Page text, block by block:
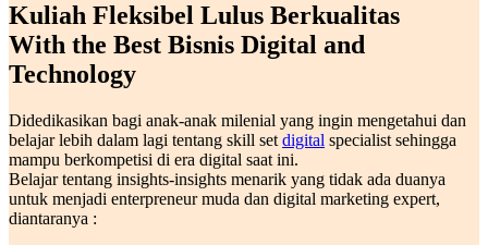
Kuliah Fleksibel Lulus Berkualitas
With the Best Bisnis Digital and
Technology
Didedikasikan bagi anak-anak milenial yang ingin mengetahui dan
belajar lebih dalam lagi tentang skill set digital specialist sehingga
mampu berkompetisi di era digital saat ini.
Belajar tentang insights-insights menarik yang tidak ada duanya
untuk menjadi enterpreneur muda dan digital marketing expert,
diantaranya :